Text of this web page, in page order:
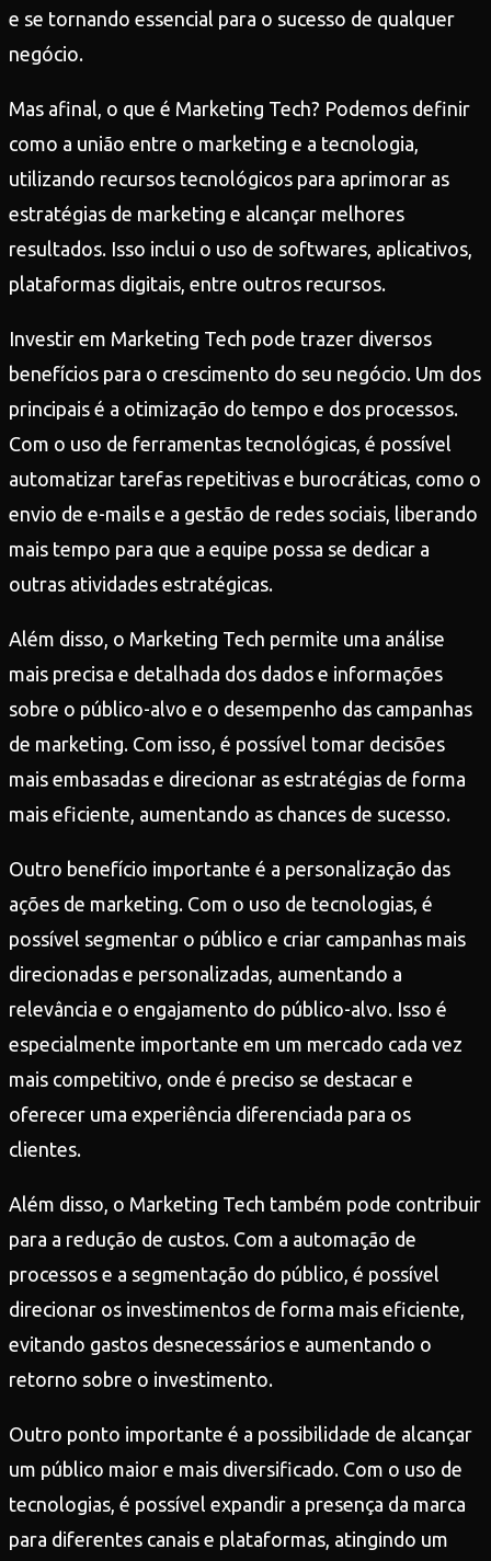
e se tornando essencial para o sucesso de qualquer
negócio.
Mas afinal, o que é Marketing Tech? Podemos definir
como a união entre o marketing e a tecnologia,
utilizando recursos tecnológicos para aprimorar as
estratégias de marketing e alcançar melhores
resultados. Isso inclui o uso de softwares, aplicativos,
plataformas digitais, entre outros recursos.
Investir em Marketing Tech pode trazer diversos
benefícios para o crescimento do seu negócio. Um dos
principais é a otimização do tempo e dos processos.
Com o uso de ferramentas tecnológicas, é possível
automatizar tarefas repetitivas e burocráticas, como o
envio de e-mails e a gestão de redes sociais, liberando
mais tempo para que a equipe possa se dedicar a
outras atividades estratégicas.
Além disso, o Marketing Tech permite uma análise
mais precisa e detalhada dos dados e informações
sobre o público-alvo e o desempenho das campanhas
de marketing. Com isso, é possível tomar decisões
mais embasadas e direcionar as estratégias de forma
mais eficiente, aumentando as chances de sucesso.
Outro benefício importante é a personalização das
ações de marketing. Com o uso de tecnologias, é
possível segmentar o público e criar campanhas mais
direcionadas e personalizadas, aumentando a
relevância e o engajamento do público-alvo. Isso é
especialmente importante em um mercado cada vez
mais competitivo, onde é preciso se destacar e
oferecer uma experiência diferenciada para os
clientes.
Além disso, o Marketing Tech também pode contribuir
para a redução de custos. Com a automação de
processos e a segmentação do público, é possível
direcionar os investimentos de forma mais eficiente,
evitando gastos desnecessários e aumentando o
retorno sobre o investimento.
Outro ponto importante é a possibilidade de alcançar
um público maior e mais diversificado. Com o uso de
tecnologias, é possível expandir a presença da marca
para diferentes canais e plataformas, atingindo um